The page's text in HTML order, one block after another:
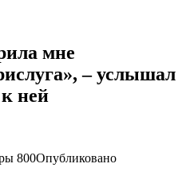
мне
– услышал
ней
800Опубликовано